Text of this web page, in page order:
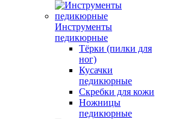
Инструменты
педикюрные
Тёрки (пилки для
ног)
Кусачки
педикюрные
Скребки для кожи
Ножницы
педикюрные